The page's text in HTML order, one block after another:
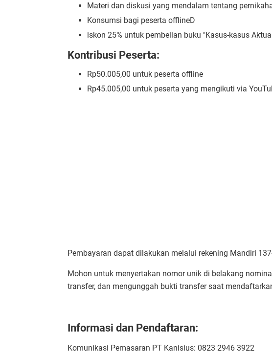
Materi dan diskusi yang mendalam tentang
Konsumsi bagi peserta offlineD
iskon 25% untuk pembelian buku "Kasus-kasus
Kontribusi Peserta:
Rp50.005,00 untuk peserta offline
Rp45.005,00 untuk peserta yang mengikuti via
Pembayaran dapat dilakukan melalui rekening Mandiri
Mohon untuk menyertakan nomor unik di belakang
transfer, dan mengunggah bukti transfer saat
Informasi dan Pendaftaran:
Komunikasi Pemasaran PT Kanisius: 0823 2946 3922